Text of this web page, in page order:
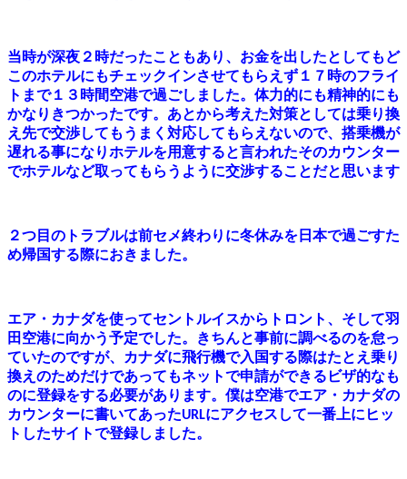
当時が深夜２時だったこともあり、お金を出したとしてもど
このホテルにもチェックインさせてもらえず１７時のフライ
トまで１３時間空港で過ごしました。体力的にも精神的にも
かなりきつかったです。あとから考えた対策としては乗り換
え先で交渉してもうまく対応してもらえないので、搭乗機が
遅れる事になりホテルを用意すると言われたそのカウンター
でホテルなど取ってもらうように交渉することだと思います
２つ目のトラブルは前セメ終わりに冬休みを日本で過ごすた
め帰国する際におきました。
エア・カナダを使ってセントルイスからトロント、そして羽
田空港に向かう予定でした。きちんと事前に調べるのを怠っ
ていたのですが、カナダに飛行機で入国する際はたとえ乗り
換えのためだけであってもネットで申請ができるビザ的なも
のに登録をする必要があります。僕は空港でエア・カナダの
カウンターに書いてあったURLにアクセスして一番上にヒッ
トしたサイトで登録しました。